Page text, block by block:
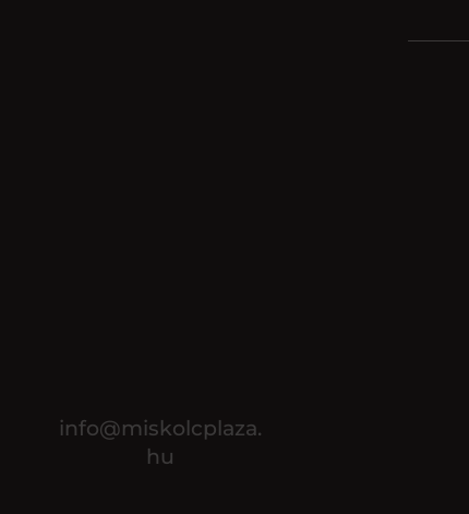
info@miskolcplaza.
hu